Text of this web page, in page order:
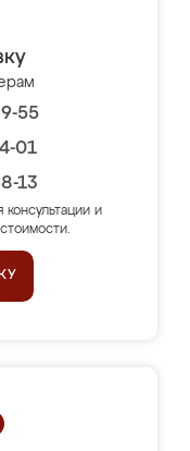
55
01
13
консультации и